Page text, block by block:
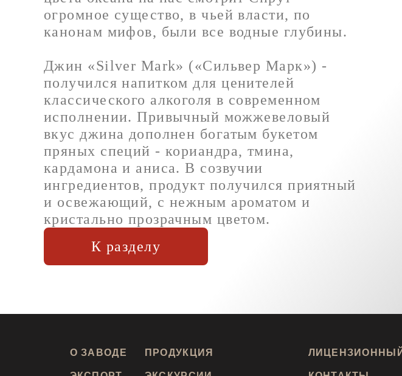
огромное существо, в чьей власти, по
канонам мифов, были все водные глубины.
Джин «Silver Mark» («Сильвер Марк») -
получился напитком для ценителей
классического алкоголя в современном
исполнении. Привычный можжевеловый
вкус джина дополнен богатым букетом
пряных специй - кориандра, тмина,
кардамона и аниса. В созвучии
ингредиентов, продукт получился приятный
и освежающий, с нежным ароматом и
кристально прозрачным цветом.
К разделу
О ЗАВОДЕ ПРОДУКЦИЯ